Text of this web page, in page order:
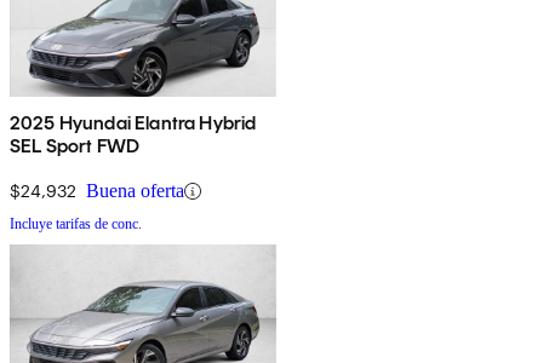
2025 Hyundai Elantra Hybrid
SEL Sport FWD
$24,932 Buena oferta
Incluye tarifas de conc.